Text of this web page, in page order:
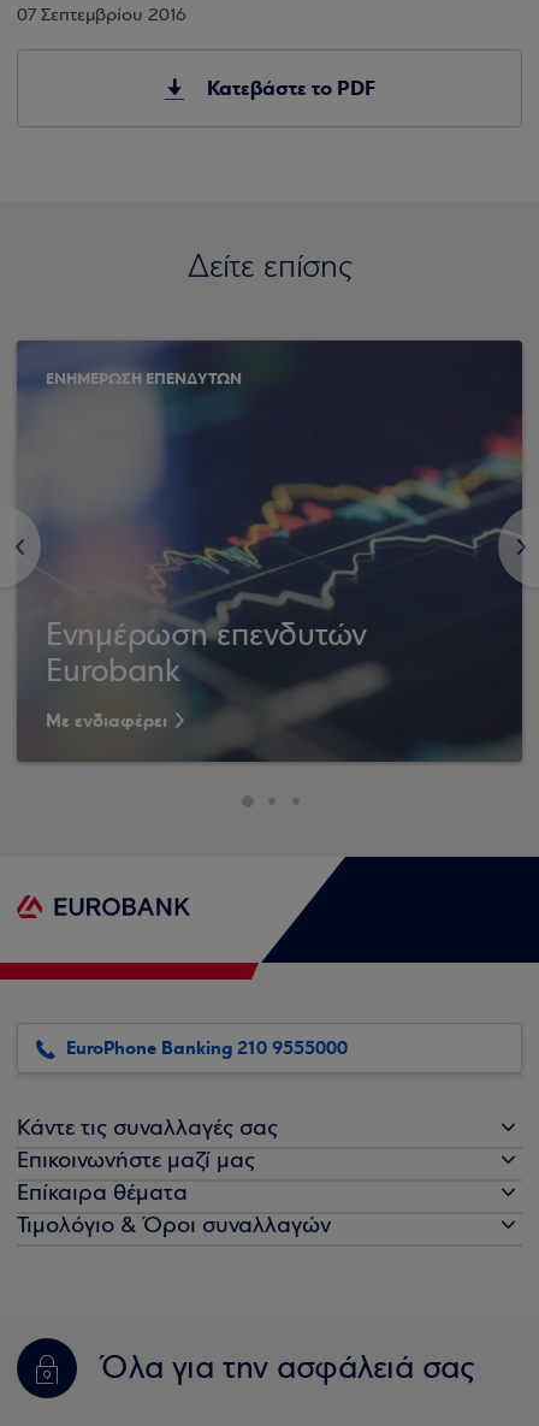
07 Σεπτεμβρίου 2016
Κατεβάστε το PDF
Δείτε επίσης
<
ΕΝΗΜΕΡΩΣΗ ΕΠΕΝΔΥΤΩΝ
Ενημέρωση επενδυτών
Eurobank
Με ενδιαφέρει
>
EuroPhone Banking 210 9555000
Κάντε τις συναλλαγές σας
Επικοινωνήστε μαζί μας
Επίκαιρα θέματα
Τιμολόγιο & Όροι συναλλαγών
Όλα για την ασφάλειά σας